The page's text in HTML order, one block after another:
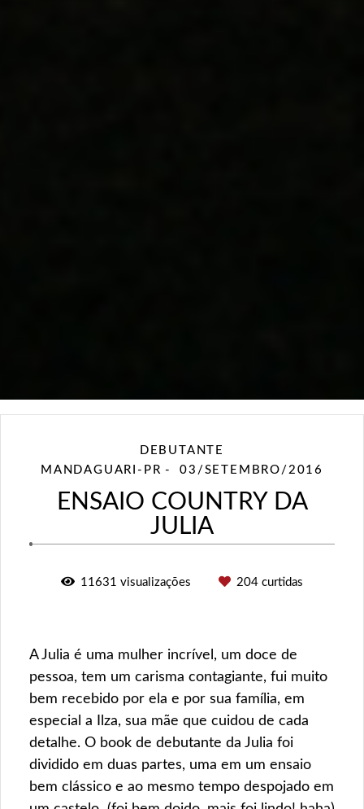
DEBUTANTE
MANDAGUARI-PR
03/SETEMBRO/2016
ENSAIO COUNTRY DA
JULIA
11631 visualizações 204 curtidas
A Julia é uma mulher incrível, um doce de
pessoa, tem um carisma contagiante, fui muito
bem recebido por ela e por sua família, em
especial a Ilza, sua mãe que cuidou de cada
detalhe. O book de debutante da Julia foi
dividido em duas partes, uma em um ensaio
bem clássico e ao mesmo tempo despojado em